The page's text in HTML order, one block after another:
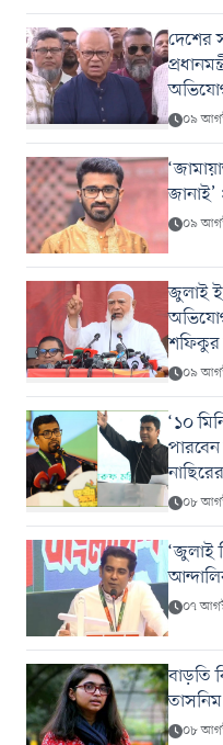
দেশের
০৯
০৯
জুলাই
শফিকুর
০৯
‘১০
০৮
‘জুলাই
০৭
বাড়তি
০৮